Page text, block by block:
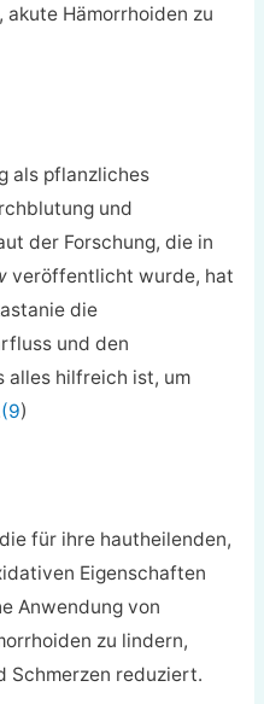
Hämorrhoiden zu
als pflanzliches
und
der Forschung, die in
veröffentlicht wurde, hat
die
und den
alles hilfreich ist, um
(9)
für ihre hautheilenden,
Eigenschaften
Anwendung von
zu lindern,
Schmerzen reduziert.